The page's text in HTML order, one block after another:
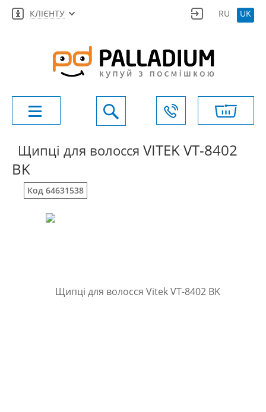
КЛІЄНТУ RU UK
Щипці для волосся VITEK VT-8402
BK
Код 64631538